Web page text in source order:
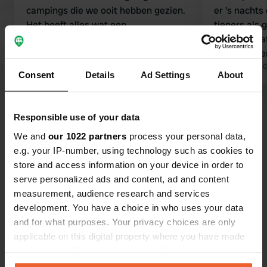
Consent Details Ad Settings About
Responsible use of your data
We and our 1022 partners process your personal data,
e.g. your IP-number, using technology such as cookies to
store and access information on your device in order to
serve personalized ads and content, ad and content
measurement, audience research and services
development. You have a choice in who uses your data
and for what purposes. Your privacy choices are only
applicable on this digital property where you have made
any time from the Cookie Declaration or by clicking on
campings die we ooit hebben gezien.
Het heeft alles wat een
Bevrijdingshal, enz. Op korte afstand
er 's nachts
tieners als
brug
lawaaiig!
echte
Vertaald door
Ben jij hier geweest?
Contact
Locatie